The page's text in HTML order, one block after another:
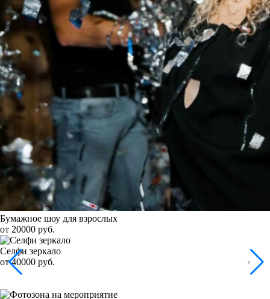
Бумажное шоу для взрослых
от 20000 руб.
Селфи зеркало
от 40000 руб.